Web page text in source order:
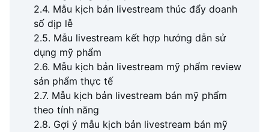
2.4. Mẫu kịch bản livestream thúc đẩy doanh
số dịp lễ
2.5. Mẫu livestream kết hợp hướng dẫn sử
dụng mỹ phẩm
2.6. Mẫu kịch bản livestream mỹ phẩm review
sản phẩm thực tế
2.7. Mẫu kịch bản livestream bán mỹ phẩm
theo tính năng
2.8. Gợi ý mẫu kịch bản livestream bán mỹ